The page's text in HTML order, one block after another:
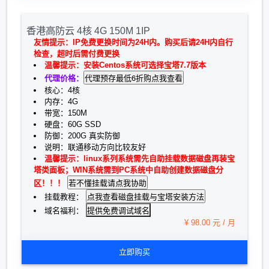
香港高防云 4核 4G 150M 1IP
友情提示：IP免费更换时间为24H内。购买后请24H内自行
检查，超时后需付费更换
温馨提示：安装Centos系统可选择宝塔7.7版本
代理价格：
核心：4核
内存：4G
带宽：150M
硬盘：60G SSD
防御：200G 真实防御
说明：联通移动方向比较友好
温馨提示：linux系列系统需先自助挂载数据磁盘再装宝
塔类面板；WIN系统需到PC系统中自助创建数据磁盘分
区！！！
挂载教程：
域名福利：
提供免费调试域名
¥ 98.00 元 / 月
立即购买